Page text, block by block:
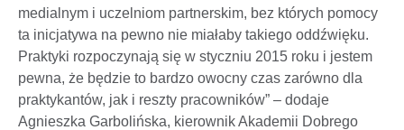
medialnym i uczelniom partnerskim, bez których pomocy
ta inicjatywa na pewno nie miałaby takiego oddźwięku.
Praktyki rozpoczynają się w styczniu 2015 roku i jestem
pewna, że będzie to bardzo owocny czas zarówno dla
praktykantów, jak i reszty pracowników” – dodaje
Agnieszka Garbolińska, kierownik Akademii Dobrego